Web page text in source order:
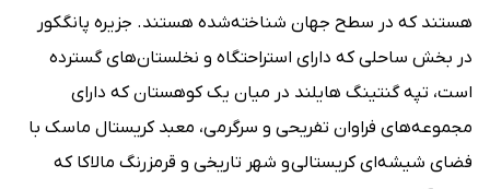
هستند که در سطح جهان شناخته‌شده هستند. جزیره پانگکور
در بخش ساحلی که دارای استراحتگاه و نخلستان‌های گسترده
است، تپه گنتینگ هایلند در میان یک کوهستان که دارای
مجموعه‌های فراوان تفریحی و سرگرمی، معبد کریستال ماسک با
فضای شیشه‌ای کریستالی و شهر تاریخی و قرمزرنگ مالاکا که